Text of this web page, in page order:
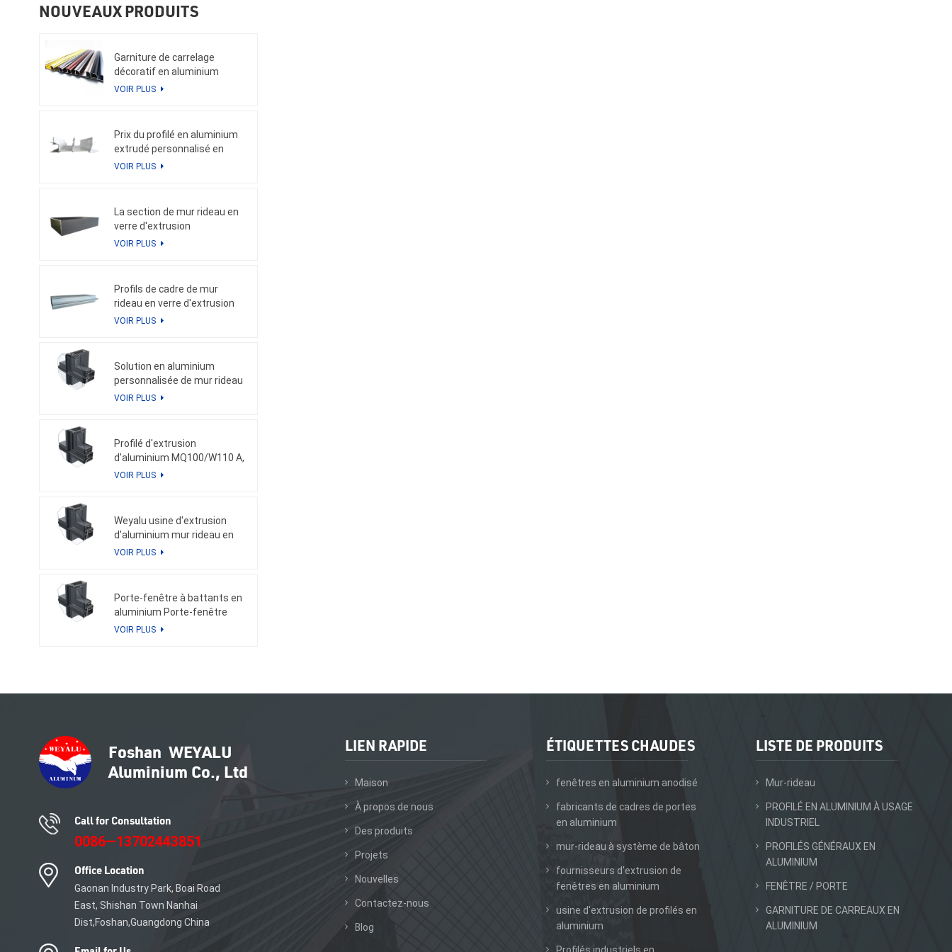
NOUVEAUX PRODUITS
Garniture de carrelage
décoratif en aluminium
VOIR PLUS
Prix du profilé en aluminium
extrudé personnalisé en
Chine en kg pour le profilé de
VOIR PLUS
La section de mur rideau en
verre d'extrusion
d'aluminium Weyalu profile le
d'énergie de façade de
bâtiment
VOIR PLUS
Profils de cadre de mur
rideau en verre d'extrusion
d'aluminium de prix inférieur
VOIR PLUS
Solution en aluminium
personnalisée de mur rideau
en aluminium de porte de
B
VOIR PLUS
Profilé d'extrusion
d'aluminium MQ100/W110 A,
profil en aluminium
aluminium
VOIR PLUS
Weyalu usine d'extrusion
d'aluminium mur rideau en
aluminium profil en
d'énergie revêtement en
poudre anodisation
VOIR PLUS
Porte-fenêtre à battants en
aluminium Porte-fenêtre
coulissante en aluminium
VOIR PLUS
Call for Consultation
0086—13702443851
Office Location
Gaonan Industry Park, Boai Road
East, Shishan Town Nanhai
Dist,Foshan,Guangdong China
LIEN RAPIDE
Maison
À propos de nous
Des produits
Projets
Nouvelles
Contactez-nous
Blog
LISTE DE PRODUITS
Mur-rideau
PROFILÉ EN ALUMINIUM À USAGE
INDUSTRIEL
PROFILÉS GÉNÉRAUX EN
ALUMINIUM
FENÊTRE / PORTE
GARNITURE DE CARREAUX EN
ALUMINIUM
ÉTIQUETTES CHAUDES
fenêtres en aluminium anodisé
fabricants de cadres de portes
en aluminium
mur-rideau à système de bâton
fournisseurs d'extrusion de
fenêtres en aluminium
usine d'extrusion de profilés en
aluminium
Profilés industriels en